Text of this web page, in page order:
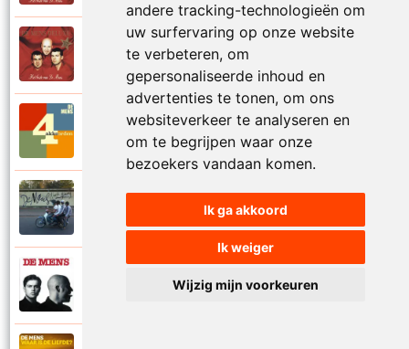
andere tracking-technologieën om
uw surfervaring op onze website
te verbeteren, om
gepersonaliseerde inhoud en
advertenties te tonen, om ons
websiteverkeer te analyseren en
om te begrijpen waar onze
bezoekers vandaan komen.
Ik ga akkoord
Ik weiger
Wijzig mijn voorkeuren
De Mens
Val niet in liefde II
De Mens
Vier akkoorden
De Mens
Vrijheid die niet eenzaam is